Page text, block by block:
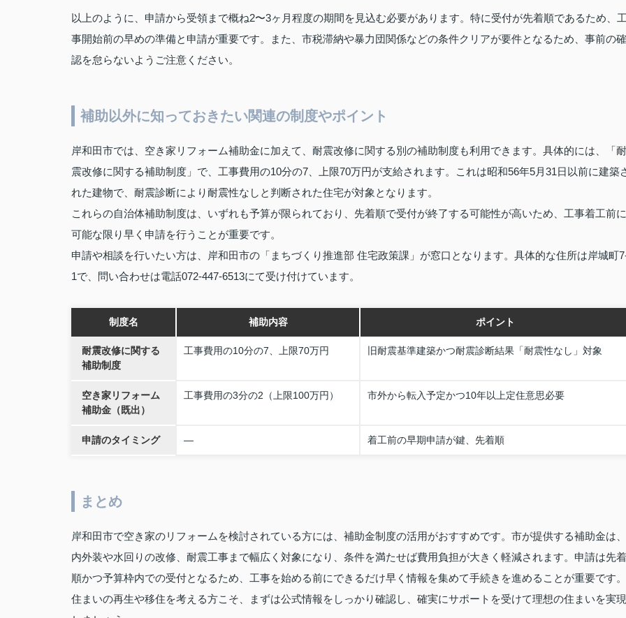
以上のように、申請から受領まで概ね2〜3ヶ月程度の期間を見込む必要があります。特に受付が先着順であるため、
事開始前の早めの準備と申請が重要です。また、市税滞納や暴力団関係などの条件クリアが要件となるため、事前の確
認を怠らないようご注意ください。
補助以外に知っておきたい関連の制度やポイント
岸和田市では、空き家リフォーム補助金に加えて、耐震改修に関する別の補助制度も利用できます。具体的には、「耐
震改修に関する補助制度」で、工事費用の10分の7、上限70万円が支給されます。これは昭和56年5月31日以前に建築
れた建物で、耐震診断により耐震性なしと判断された住宅が対象となります。
これらの自治体補助制度は、いずれも予算が限られており、先着順で受付が終了する可能性が高いため、工事着工前に
可能な限り早く申請を行うことが重要です。
申請や相談を行いたい方は、岸和田市の「まちづくり推進部 住宅政策課」が窓口となります。具体的な住所は岸城町
1で、問い合わせは電話072-447-6513にて受け付けています。
制度名 補助内容 ポイント
耐震改修に関する
補助制度
工事費用の10分の7、上限70万円 旧耐震基準建築かつ耐震診断結果「耐震性なし」対象
空き家リフォーム
補助金（既出）
工事費用の3分の2（上限100万円） 市外から転入予定かつ10年以上定住意思必要
申請のタイミング — 着工前の早期申請が鍵、先着順
まとめ
岸和田市で空き家のリフォームを検討されている方には、補助金制度の活用がおすすめです。市が提供する補助金は、
内外装や水回りの改修、耐震工事まで幅広く対象になり、条件を満たせば費用負担が大きく軽減されます。申請は先着
順かつ予算枠内での受付となるため、工事を始める前にできるだけ早く情報を集めて手続きを進めることが重要です。
住まいの再生や移住を考える方こそ、まずは公式情報をしっかり確認し、確実にサポートを受けて理想の住まいを実現